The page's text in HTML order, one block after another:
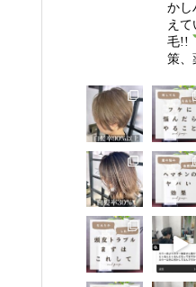
かし
え
毛!!
策、